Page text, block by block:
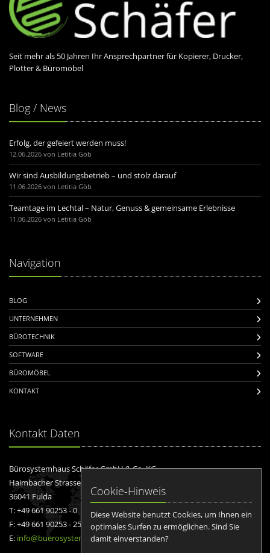
Seit mehr als 50 Jahren Ihr Ansprechpartner für Kopierer, Drucker,
Plotter & Büromöbel
Blog / News
Erfolg, der gefeiert werden muss!
12.06.2026 von Letitia Göb
Wir sind Ausbildungsbetrieb – und stolz darauf
11.06.2026 von Letitia Göb
Teamtage im Lechtal – Natur, Genuss & gemeinsame Erlebnisse
11.06.2026 von Letitia Göb
Navigation
BLOG
UNTERNEHMEN
BÜROTECHNIK
SOFTWARE
BÜROMÖBEL
KONTAKT
Kontakt Daten
Bürosystemhaus Schäfer GmbH & Co. KG
Haimbacher Strasse 24
36041 Fulda
T: +49 661 90253 - 0
F: +49 661 90253 - 25
E: info@buerosystemhaus.de
Cookie-Hinweis
Diese Website benutzt Cookies, um Ihnen ein
optimales Surfen zu ermöglichen. Sind Sie
damit einverstanden?